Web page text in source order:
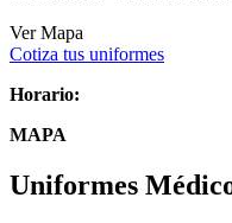
Ver Mapa
Cotiza tus uniformes
Horario:
MAPA
Uniformes